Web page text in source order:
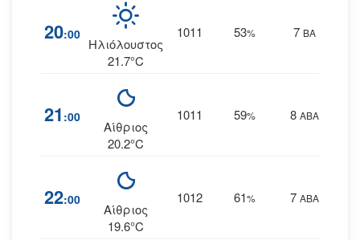
20:00
Ηλιόλουστος
21.7°C
1011 53% 7 ΒΑ
21 :00
Αίθριος
20.2°C
1011 59% 8 ΑΒΑ
22:00
Αίθριος
19.6°C
1012 61% 7 ΑΒΑ